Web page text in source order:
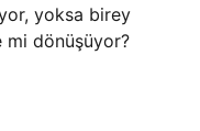
yoksa birey
mi dönüşüyor?